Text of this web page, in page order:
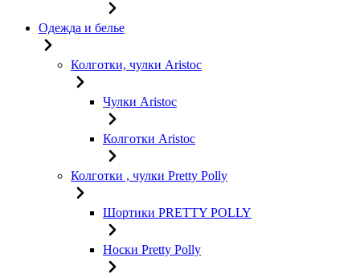
Одежда и белье
Колготки, чулки Aristoc
Чулки Aristoc
Колготки Aristoc
Колготки , чулки Pretty Polly
Шортики PRETTY POLLY
Носки Pretty Polly